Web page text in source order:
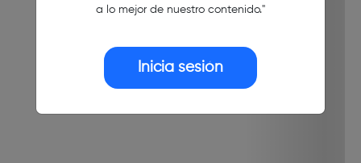
a lo mejor de nuestro contenido."
Inicia sesión